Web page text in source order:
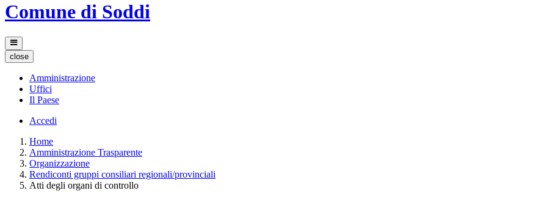
Comune di Soddi
close
Amministrazione
Uffici
Il Paese
Accedi
Home
Amministrazione Trasparente
Organizzazione
Rendiconti gruppi consiliari regionali/provinciali
Atti degli organi di controllo